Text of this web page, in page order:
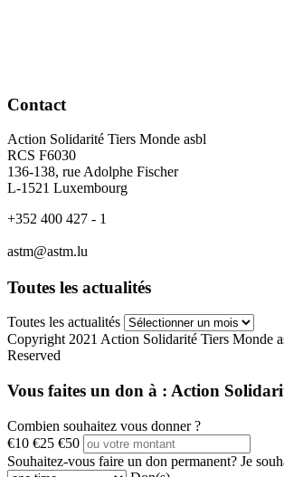
Contact
Action Solidarité Tiers Monde asbl
RCS F6030
136-138, rue Adolphe Fischer
L-1521 Luxembourg
+352 400 427 - 1
astm@astm.lu
Toutes les actualités
Toutes les actualités
Copyright 2021 Action Solidarité Tiers Monde
Reserved
Vous faites un don à : Action
Combien souhaitez vous donner ?
€10 €25 €50
Souhaitez-vous faire un don permanent? Je